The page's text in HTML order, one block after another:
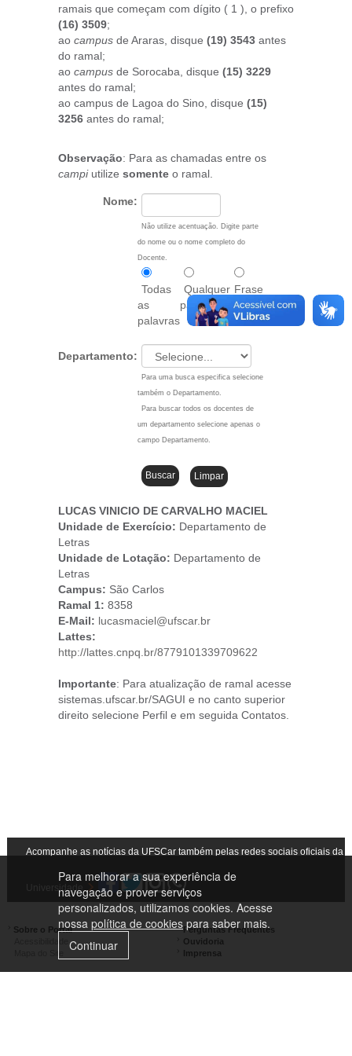
Para melhorar a sua experiência de
navegação e prover serviços
personalizados, utilizamos cookies. Acesse
nossa política de cookiespara saber mais.
Continuar
ramais que começam com dígito ( 1 ), o prefixo
(16) 3509;
ao campus de Araras, disque (19) 3543 antes
do ramal;
ao campus de Sorocaba, disque (15) 3229
antes do ramal;
ao campus de Lagoa do Sino, disque (15)
3256 antes do ramal;
Observação: Para as chamadas entre os
campiutilize somente o ramal.
Nome:
Não utilize acentuação. Digite parte
do nome ou o nome completo do
Docente.
Todas
as
palavras
Qualquer
palavra
Frase
exata
Departamento:
Para uma busca especifica selecione
também o Departamento.
Para buscar todos os docentes de
um departamento selecione apenas o
campo Departamento.
LUCAS VINICIO DE CARVALHO MACIEL
Unidade de Exercício: Departamento de
Letras
Unidade de Lotação: Departamento de
Letras
Campus: São Carlos
Ramal 1: 8358
E-Mail: lucasmaciel@ufscar.br
Lattes:
http://lattes.cnpq.br/8779101339709622
Importante: Para atualização de ramal acesse
sistemas.ufscar.br/SAGUI e no canto superior
direito selecione Perfil e em seguida Contatos.
Acompanhe as notícias da UFSCar também pelas redes sociais oficiais da
Universidade
Sobre o Portal
Perguntas Frequentes
Ouvidoria
Imprensa